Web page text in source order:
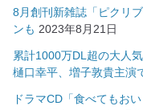
8月創刊新雑誌「ピクリ
ンも 2023年8月21日
累計1000万DL超の大人
樋口幸平、増子敦貴主演
ドラマCD「食べてもお